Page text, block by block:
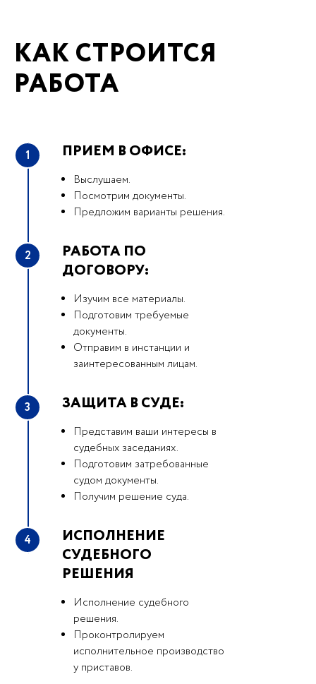
КАК СТРОИТСЯ
РАБОТА
1 ПРИЕМ В ОФИСЕ:
Выслушаем.
Посмотрим документы.
Предложим варианты решения.
2
РАБОТА ПО
ДОГОВОРУ:
Изучим все материалы.
Подготовим требуемые
документы.
Отправим в инстанции и
заинтересованным лицам.
3 ЗАЩИТА В СУДЕ:
Представим ваши интересы в
судебных заседаниях.
Подготовим затребованные
судом документы.
Получим решение суда.
4
ИСПОЛНЕНИЕ
СУДЕБНОГО
РЕШЕНИЯ
Исполнение судебного
решения.
Проконтролируем
исполнительное производство
у приставов.